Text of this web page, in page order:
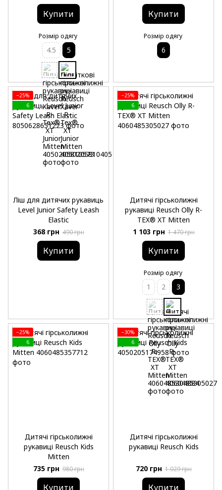
Купити
Розмір одягу
4.5 5
Купити
Розмір одягу
6
−25%
6
Ліш для дитячих рукавиць
Level Junior Safety Leash
Elastic
368 грн 490 грн
Купити
−25%
6
Дитячі гірськолижні
рукавиці Reusch Olly R-
TEX® XT Mitten
1 103 грн 1 470 грн
Купити
Розмір одягу
1 2 3
−25%
6
Дитячі гірськолижні
рукавиці Reusch Kids
Mitten
735 грн 980 грн
Купити
−30%
6
Дитячі гірськолижні
рукавиці Reusch Kids
720 грн 1 029 грн
Купити